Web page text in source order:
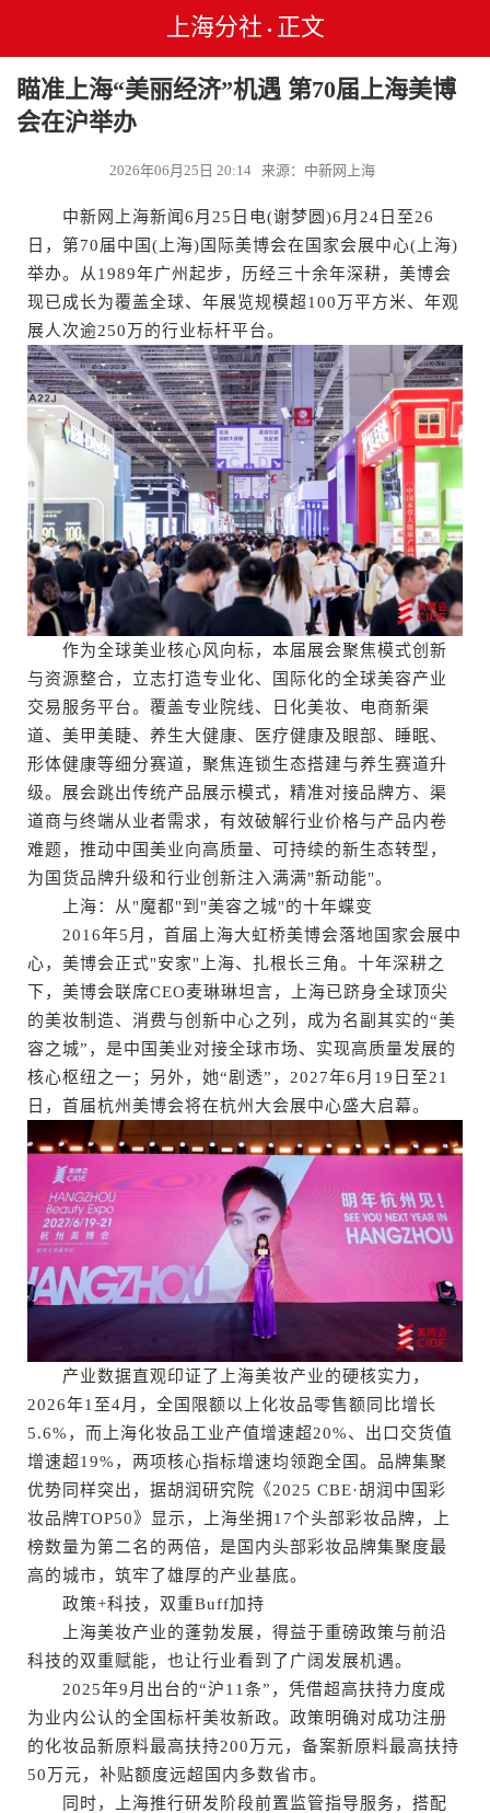
上海分社 • 正文
瞄准上海“美丽经济”机遇 第70届上海美博
会在沪举办
2026年06月25日 20:14 来源：中新网上海
中新网上海新闻6月25日电(谢梦圆)6月24日至26
日，第70届中国(上海)国际美博会在国家会展中心(上海)
举办。从1989年广州起步，历经三十余年深耕，美博会
现已成长为覆盖全球、年展览规模超100万平方米、年观
展人次逾250万的行业标杆平台。
作为全球美业核心风向标，本届展会聚焦模式创新
与资源整合，立志打造专业化、国际化的全球美容产业
交易服务平台。覆盖专业院线、日化美妆、电商新渠
道、美甲美睫、养生大健康、医疗健康及眼部、睡眠、
形体健康等细分赛道，聚焦连锁生态搭建与养生赛道升
级。展会跳出传统产品展示模式，精准对接品牌方、渠
道商与终端从业者需求，有效破解行业价格与产品内卷
难题，推动中国美业向高质量、可持续的新生态转型，
为国货品牌升级和行业创新注入满满"新动能"。
上海：从"魔都"到"美容之城"的十年蝶变
2016年5月，首届上海大虹桥美博会落地国家会展中
心，美博会正式"安家"上海、扎根长三角。十年深耕之
下，美博会联席CEO麦琳琳坦言，上海已跻身全球顶尖
的美妆制造、消费与创新中心之列，成为名副其实的“美
容之城”，是中国美业对接全球市场、实现高质量发展的
核心枢纽之一；另外，她“剧透”，2027年6月19日至21
日，首届杭州美博会将在杭州大会展中心盛大启幕。
产业数据直观印证了上海美妆产业的硬核实力，
2026年1至4月，全国限额以上化妆品零售额同比增长
5.6%，而上海化妆品工业产值增速超20%、出口交货值
增速超19%，两项核心指标增速均领跑全国。品牌集聚
优势同样突出，据胡润研究院《2025 CBE·胡润中国彩
妆品牌TOP50》显示，上海坐拥17个头部彩妆品牌，上
榜数量为第二名的两倍，是国内头部彩妆品牌集聚度最
高的城市，筑牢了雄厚的产业基底。
政策+科技，双重Buff加持
上海美妆产业的蓬勃发展，得益于重磅政策与前沿
科技的双重赋能，也让行业看到了广阔发展机遇。
2025年9月出台的“沪11条”，凭借超高扶持力度成
为业内公认的全国标杆美妆新政。政策明确对成功注册
的化妆品新原料最高扶持200万元，备案新原料最高扶持
50万元，补贴额度远超国内多数省市。
同时，上海推行研发阶段前置监管指导服务，搭配